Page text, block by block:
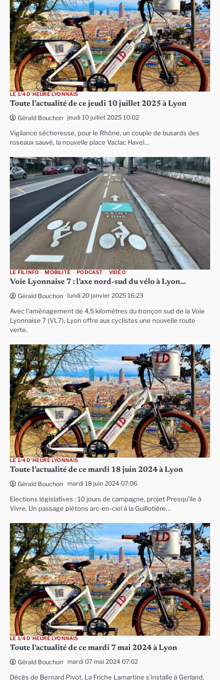
LE 1/4 D'HEURE LYONNAIS
Toute l’actualité de ce jeudi 10 juillet 2025 à Lyon
Gérald Bouchon jeudi 10 juillet 2025 10:02
Vigilance sécheresse, pour le Rhône, un couple de busards des
roseaux sauvé, la nouvelle place Vaclac Havel…
LE FIL INFO MOBILITÉ PODCAST VIDÉO
Voie Lyonnaise 7 : l’axe nord-sud du vélo à Lyon…
Gérald Bouchon lundi 20 janvier 2025 16:23
Avec l’aménagement de 4,5 kilomètres du tronçon sud de la Voie
Lyonnaise 7 (VL7), Lyon offre aux cyclistes une nouvelle route
verte.
LE 1/4 D'HEURE LYONNAIS
Toute l’actualité de ce mardi 18 juin 2024 à Lyon
Gérald Bouchon mardi 18 juin 2024 07:06
Elections législatives : 10 jours de campagne, projet Presqu’île à
Vivre, Un passage piétons arc-en-ciel à la Guillotière…
LE 1/4 D'HEURE LYONNAIS
Toute l’actualité de ce mardi 7 mai 2024 à Lyon
Gérald Bouchon mardi 07 mai 2024 07:02
Décès de Bernard Pivot, La Friche Lamartine s’installe à Gerland,